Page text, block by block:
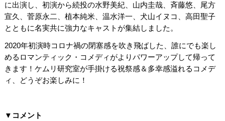
に出演し、初演から続投の水野美紀、山内圭哉、斉藤悠、尾方
宣久、菅原永二、植本純米、温水洋一、犬山イヌコ、高田聖子
とともに名実共に強力なキャストが集結しました。
2020年初演時コロナ禍の閉塞感を吹き飛ばした、誰にでも楽し
めるロマンティック・コメディがよりパワーアップして帰って
きます！ケムリ研究室が手掛ける祝祭感＆多幸感溢れるコメデ
ィ、どうぞお楽しみに！
▼コメント